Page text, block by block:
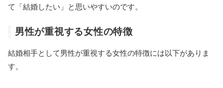
て「結婚したい」と思いやすいのです。
男性が重視する女性の特徴
結婚相手として男性が重視する女性の特徴には以下がありま
す。